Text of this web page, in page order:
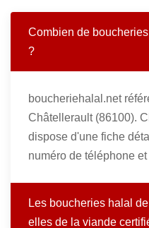
Combien de
?
boucheriehalal.net
Châtellerault (86100).
dispose d'une fiche
numéro de téléphone
Les boucheries halal
elles de la viande